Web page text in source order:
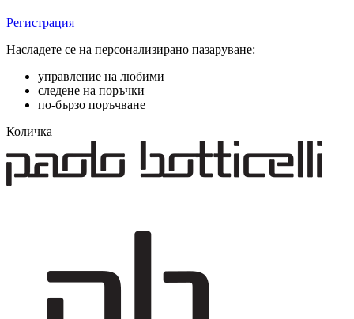
Регистрация
Насладете се на персонализирано пазаруване:
управление на любими
следене на поръчки
по-бързо поръчване
Количка